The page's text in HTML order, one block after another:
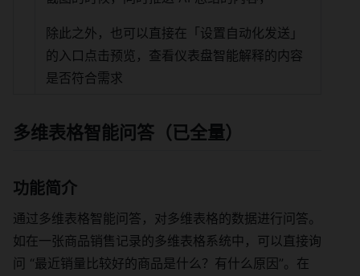
除此之外，也可以直接在「设置自动化发送」
的入口点击预览，查看仪表盘智能解释的内容
是否符合需求
多维表格智能问答（已全量）
功能简介
通过多维表格智能问答，对多维表格的数据进行问答。
如在一张商品销售记录的多维表格系统中，可以直接询
问 “最近销量比较好的商品是什么？有什么原因”。在